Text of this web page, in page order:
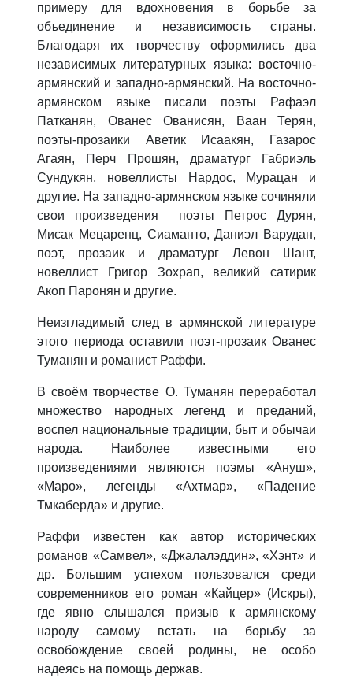
примеру для вдохновения в борьбе за
объединение и независимость страны.
Благодаря их творчеству оформились два
независимых литературных языка: восточно-
армянский и западно-армянский. На восточно-
армянском языке писали поэты Рафаэл
Патканян, Ованес Ованисян, Ваан Терян,
поэты-прозаики Аветик Исаакян, Газарос
Агаян, Перч Прошян, драматург Габриэль
Сундукян, новеллисты Нардос, Мурацан и
другие. На западно-армянском языке сочиняли
свои произведения поэты Петрос Дурян,
Мисак Мецаренц, Сиаманто, Даниэл Варудан,
поэт, прозаик и драматург Левон Шант,
новеллист Григор Зохрап, великий сатирик
Акоп Паронян и другие.
Неизгладимый след в армянской литературе
этого периода оставили поэт-прозаик Ованес
Туманян и романист Раффи.
В своём творчестве О. Туманян переработал
множество народных легенд и преданий,
воспел национальные традиции, быт и обычаи
народа. Наиболее известными его
произведениями являются поэмы «Ануш»,
«Маро», легенды «Ахтмар», «Падение
Тмкаберда» и другие.
Раффи известен как автор исторических
романов «Самвел», «Джалалэддин», «Хэнт» и
др. Большим успехом пользовался среди
современников его роман «Кайцер» (Искры),
где явно слышался призыв к армянскому
народу самому встать на борьбу за
освобождение своей родины, не особо
надеясь на помощь держав.